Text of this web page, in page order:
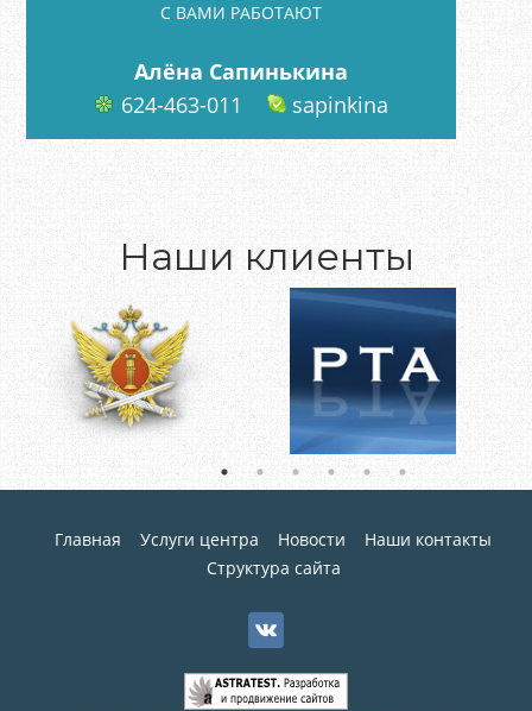
C ВАМИ РАБОТАЮТ
Алёна Сапинькина
624-463-011
sapinkina
Наши клиенты
Главная Услуги центра Новости
Наши контакты
Структура сайта